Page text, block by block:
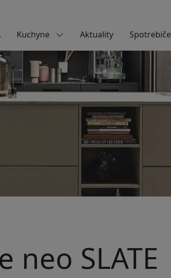
Kuchyne Aktuality Spotrebiče
neo SLATE